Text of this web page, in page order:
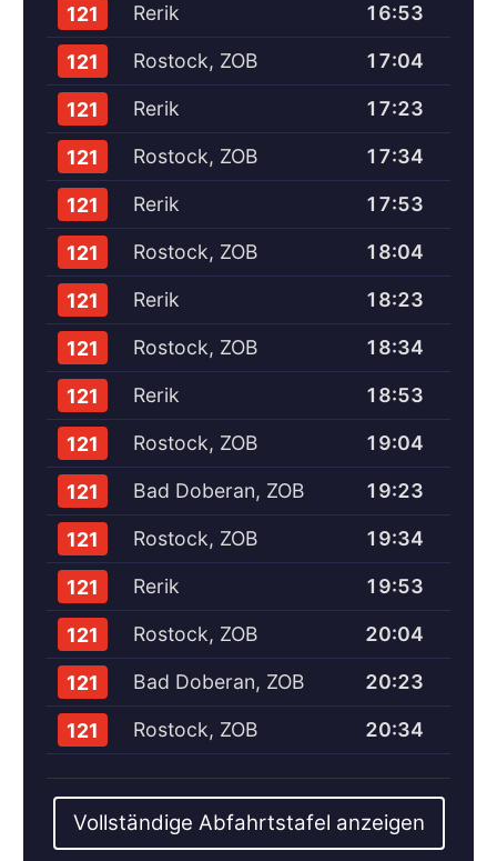
121 Rerik 16:53
121 Rostock, ZOB 17:04
121 Rerik 17:23
121 Rostock, ZOB 17:34
121 Rerik 17:53
121 Rostock, ZOB 18:04
121 Rerik 18:23
121 Rostock, ZOB 18:34
121 Rerik 18:53
121 Rostock, ZOB 19:04
121 Bad Doberan, ZOB 19:23
121 Rostock, ZOB 19:34
121 Rerik 19:53
121 Rostock, ZOB 20:04
121 Bad Doberan, ZOB 20:23
121 Rostock, ZOB 20:34
Vollständige Abfahrtstafel anzeigen